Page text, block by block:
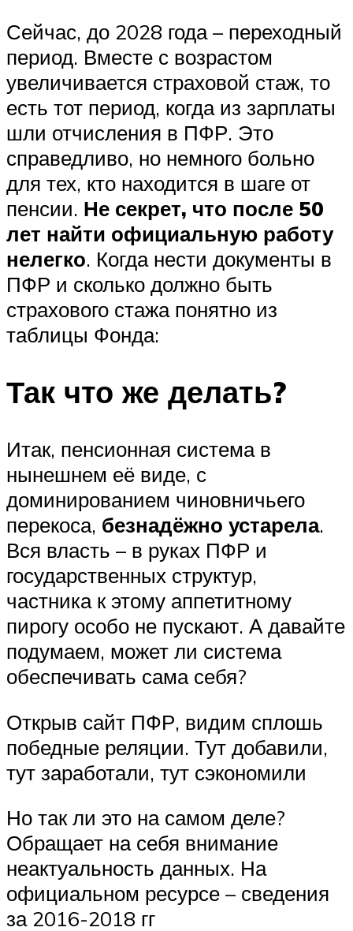
Сейчас, до 2028 года – переходный
период. Вместе с возрастом
увеличивается страховой стаж, то
есть тот период, когда из зарплаты
шли отчисления в ПФР. Это
справедливо, но немного больно
для тех, кто находится в шаге от
пенсии. Не секрет, что после 50
лет найти официальную работу
нелегко. Когда нести документы в
ПФР и сколько должно быть
страхового стажа понятно из
таблицы Фонда:
Так что же делать?
Итак, пенсионная система в
нынешнем её виде, с
доминированием чиновничьего
перекоса, безнадёжно устарела.
Вся власть – в руках ПФР и
государственных структур,
частника к этому аппетитному
пирогу особо не пускают. А давайте
подумаем, может ли система
обеспечивать сама себя?
Открыв сайт ПФР, видим сплошь
победные реляции. Тут добавили,
тут заработали, тут сэкономили
Но так ли это на самом деле?
Обращает на себя внимание
неактуальность данных. На
официальном ресурсе – сведения
за 2016-2018 гг